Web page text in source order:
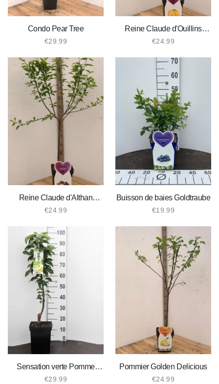
Condo Pear Tree
€29.99
Reine Claude d'Ouillins
Prunier
€24.99
Reine Claude d'Althan
Prunier
€24.99
Buisson de baies Goldtraube
€19.99
Sensation verte Pomme
arbre colonnaire
€29.99
Pommier Golden Delicious
€24.99